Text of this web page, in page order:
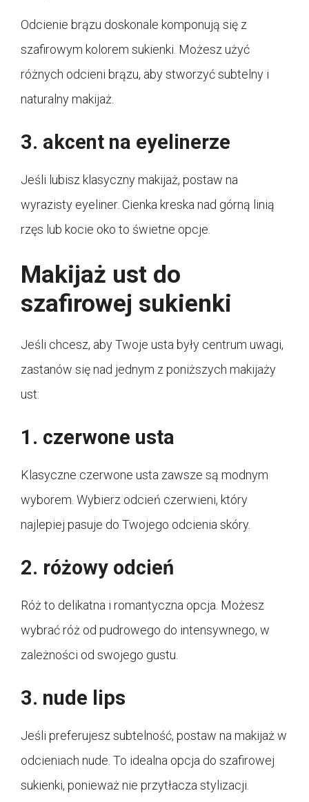
Odcienie brązu doskonale komponują się z
szafirowym kolorem sukienki. Możesz użyć
różnych odcieni brązu, aby stworzyć subtelny i
naturalny makijaż.
3. akcent na eyelinerze
Jeśli lubisz klasyczny makijaż, postaw na
wyrazisty eyeliner. Cienka kreska nad górną linią
rzęs lub kocie oko to świetne opcje.
Makijaż ust do
szafirowej sukienki
Jeśli chcesz, aby Twoje usta były centrum uwagi,
zastanów się nad jednym z poniższych makijaży
ust:
1. czerwone usta
Klasyczne czerwone usta zawsze są modnym
wyborem. Wybierz odcień czerwieni, który
najlepiej pasuje do Twojego odcienia skóry.
2. różowy odcień
Róż to delikatna i romantyczna opcja. Możesz
wybrać róż od pudrowego do intensywnego, w
zależności od swojego gustu.
3. nude lips
Jeśli preferujesz subtelność, postaw na makijaż w
odcieniach nude. To idealna opcja do szafirowej
sukienki, ponieważ nie przytłacza stylizacji.